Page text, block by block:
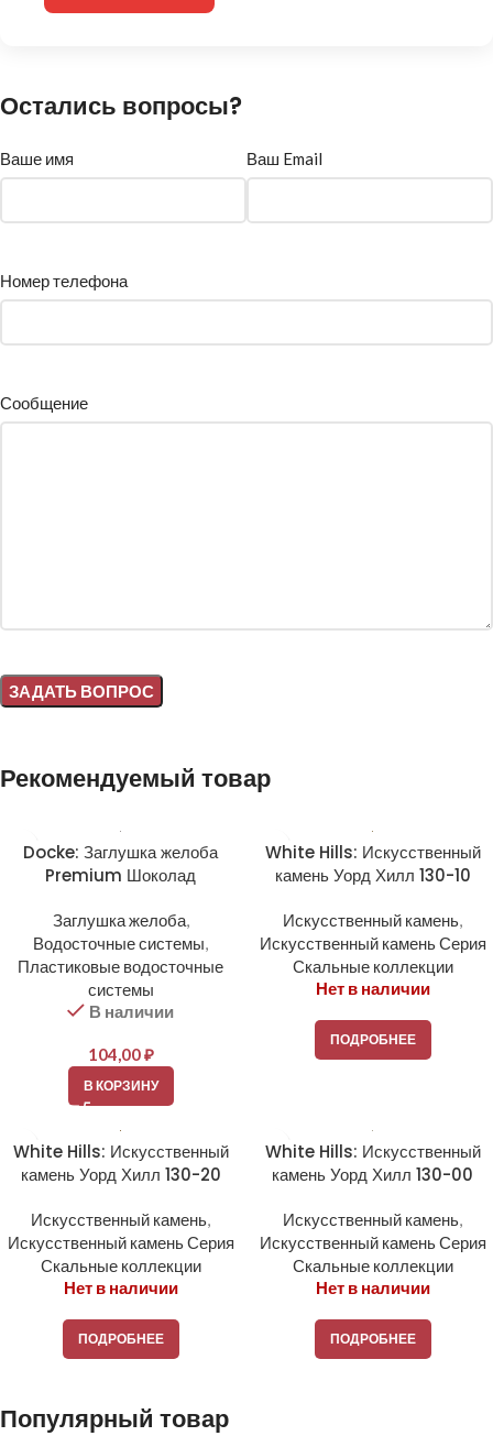
Остались вопросы?
Ваше имя Ваш Email
Номер телефона
Сообщение
Рекомендуемый товар
Docke: Заглушка желоба
Premium Шоколад
Заглушка желоба,
Водосточные системы,
Пластиковые водосточные
системы
В наличии
104,00₽
В КОРЗИНУ
White Hills: Искусственный
камень Уорд Хилл 130-10
Искусственный камень,
Искусственный камень Серия
Скальные коллекции
Нет в наличии
ПОДРОБНЕЕ
White Hills: Искусственный
камень Уорд Хилл 130-20
Искусственный камень,
Искусственный камень Серия
Скальные коллекции
Нет в наличии
ПОДРОБНЕЕ
White Hills: Искусственный
камень Уорд Хилл 130-00
Искусственный камень,
Искусственный камень Серия
Скальные коллекции
Нет в наличии
ПОДРОБНЕЕ
Популярный товар